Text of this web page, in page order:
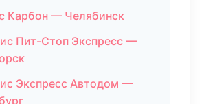
Карбон — Челябинск
Пит-Стоп Экспресс —
Экспресс Автодом —